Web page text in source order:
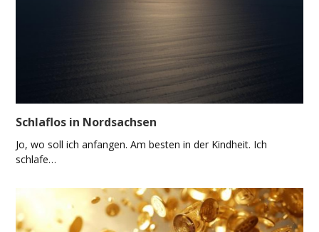
Schlaflos in Nordsachsen
Jo, wo soll ich anfangen. Am besten in der Kindheit. Ich
schlafe…